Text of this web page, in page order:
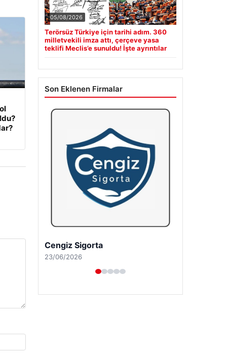
05/08/2026
Terörsüz Türkiye için tarihi adım. 360
milletvekili imza attı, çerçeve yasa
teklifi Meclis’e sunuldu! İşte ayrıntılar
Son Eklenen Firmalar
Hastaş Beton
26/05/2026